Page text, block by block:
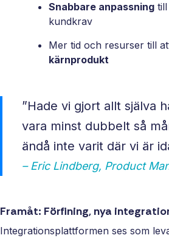
Snabbare anpassning
kundkrav
Mer tid och resurser till
kärnprodukt
”Hade vi gjort allt själva
vara minst dubbelt så
ändå inte varit där vi är
– Eric Lindberg, Product
Framåt: Förfining, nya
Integrationsplattformen ses som